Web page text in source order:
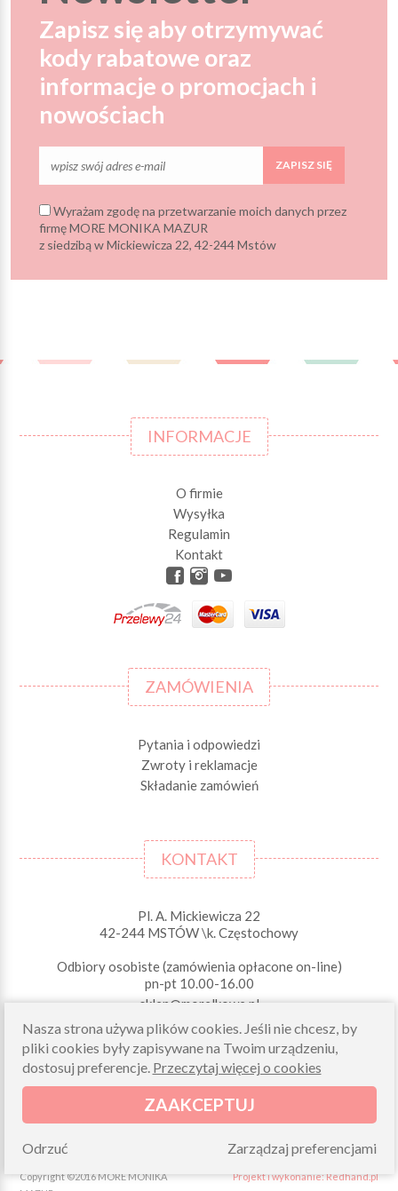
Zapisz się aby otrzymywać
kody rabatowe oraz
informacje o promocjach i
nowościach
ZAPISZ SIĘ
Wyrażam zgodę na przetwarzanie moich danych przez
firmę MORE MONIKA MAZUR
z siedzibą w Mickiewicza 22, 42-244 Mstów
INFORMACJE
O firmie
Wysyłka
Regulamin
Kontakt
ZAMÓWIENIA
Pytania i odpowiedzi
Zwroty i reklamacje
Składanie zamówień
KONTAKT
Pl. A. Mickiewicza 22
42-244 MSTÓW \k. Częstochowy
Odbiory osobiste (zamówienia opłacone on-line)
pn-pt 10.00-16.00
sklep@morelkowe.pl
+48 34 506 50 60
+48 34 506 50 70
NIP 573 262 56 01
Copyright ©2016 MORE MONIKA
Projekt i wykonanie: Redhand.pl
Nasza strona używa plików cookies. Jeśli nie chcesz, by
pliki cookies były zapisywane na Twoim urządzeniu,
dostosuj preferencje. Przeczytaj więcej o cookies
ZAAKCEPTUJ
Zarządzaj preferencjami
Odrzuć